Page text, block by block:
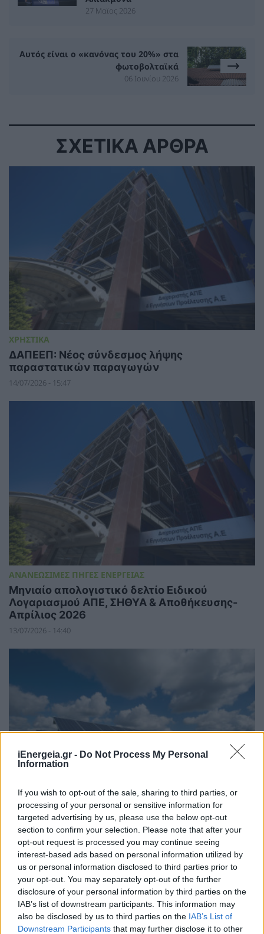
iEnergeia.gr - Do Not Process My Personal
Information
If you wish to opt-out of the sale, sharing to third parties, or
processing of your personal or sensitive information for
targeted advertising by us, please use the below opt-out
section to confirm your selection. Please note that after your
opt-out request is processed you may continue seeing
interest-based ads based on personal information utilized by
us or personal information disclosed to third parties prior to
your opt-out. You may separately opt-out of the further
disclosure of your personal information by third parties on the
IAB’s list of downstream participants. This information may
also be disclosed by us to third parties on the IAB’s List of
Downstream Participants that may further disclose it to other
27 Μαϊος 2026
Αυτός είναι ο «κανόνας του 20%» στα
φωτοβολταϊκά
06 Ιουνίου 2026
ΣΧΕΤΙΚΑ ΑΡΘΡΑ
ΧΡΗΣΤΙΚΑ
ΔΑΠΕΕΠ: Νέος σύνδεσμος λήψης
παραστατικών παραγωγών
14/07/2026 - 15:47
ΑΝΑΝΕΩΣΙΜΕΣ ΠΗΓΕΣ ΕΝΕΡΓΕΙΑΣ
Μηνιαίο απολογιστικό δελτίο Ειδικού
Λογαριασμού ΑΠΕ, ΣΗΘΥΑ & Αποθήκευσης-
Απρίλιος 2026
13/07/2026 - 14:40
ΑΝΑΝΕΩΣΙΜΕΣ ΠΗΓΕΣ ΕΝΕΡΓΕΙΑΣ
Παρέμβαση ΕΣΠΕΝ προς τον ΔΑΠΕΕΠ για τις
εκκαθαρίσεις στα οικιακά φωτοβολταϊκά
03/07/2026 - 14:50